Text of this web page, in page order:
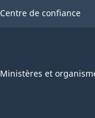
Centre de confiance
Ministères et